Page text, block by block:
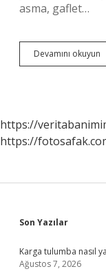
asma, gaflet…
Devamını okuyun
https://
https://
Sidebar
Son Yazılar
Karga tulumba nasıl
Ağustos 7, 2026